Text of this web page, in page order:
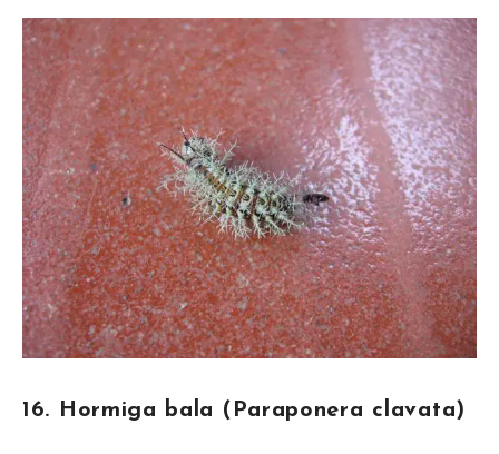
16. Hormiga bala (Paraponera clavata)